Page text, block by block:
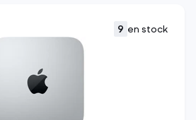
9 en stock